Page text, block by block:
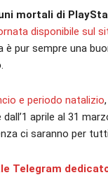
mortali di
disponibile sul
pur sempre una
.
e periodo natalizio
aprile al 31
ci saranno per
Telegram